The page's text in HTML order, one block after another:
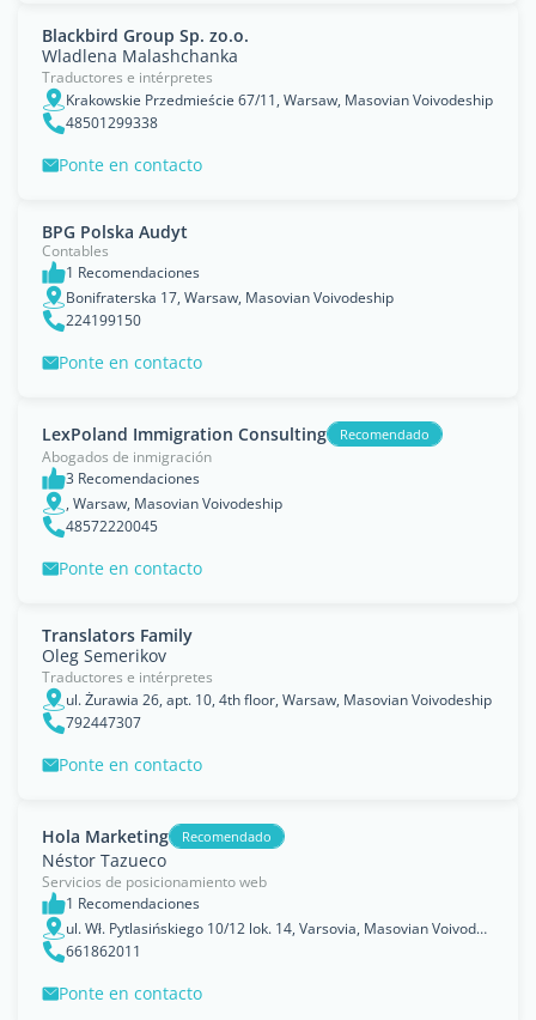
Blackbird Group Sp. zo.o.
Wladlena Malashchanka
Traductores e intérpretes
Krakowskie Przedmieście 67/11, Warsaw, Masovian Voivodeship
48501299338
Ponte en contacto
BPG Polska Audyt
Contables
1 Recomendaciones
Bonifraterska 17, Warsaw, Masovian Voivodeship
224199150
Ponte en contacto
LexPoland Immigration Consulting Recomendado
Abogados de inmigración
3 Recomendaciones
, Warsaw, Masovian Voivodeship
48572220045
Ponte en contacto
Translators Family
Oleg Semerikov
Traductores e intérpretes
ul. Żurawia 26, apt. 10, 4th floor, Warsaw, Masovian Voivodeship
792447307
Ponte en contacto
Hola Marketing Recomendado
Néstor Tazueco
Servicios de posicionamiento web
1 Recomendaciones
ul. Wł. Pytlasińskiego 10/12 lok. 14, Varsovia, Masovian Voivodeship
661862011
Ponte en contacto